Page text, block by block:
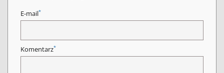
E-mail*
Komentarz*